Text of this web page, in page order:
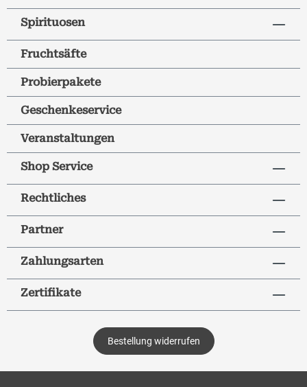
Spirituosen
Fruchtsäfte
Probierpakete
Geschenkeservice
Veranstaltungen
Shop Service
Rechtliches
Partner
Zahlungsarten
Zertifikate
Bestellung widerrufen